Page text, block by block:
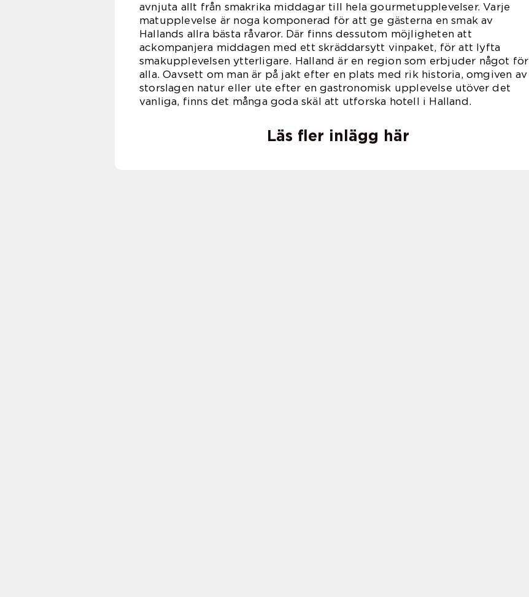
avnjuta allt från smakrika middagar till hela gourmetupplevelser. Varje
matupplevelse är noga komponerad för att ge gästerna en smak av
Hallands allra bästa råvaror. Där finns dessutom möjligheten att
ackompanjera middagen med ett skräddarsytt vinpaket, för att lyfta
smakupplevelsen ytterligare. Halland är en region som erbjuder något för
alla. Oavsett om man är på jakt efter en plats med rik historia, omgiven av
storslagen natur eller ute efter en gastronomisk upplevelse utöver det
vanliga, finns det många goda skäl att utforska hotell i Halland.
Läs fler inlägg här